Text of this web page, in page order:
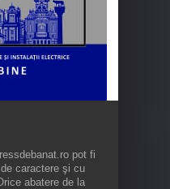
pot fi
caractere şi cu
abatere de la